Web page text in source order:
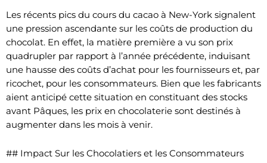
Les récents pics du cours du cacao à New-York signalent
une pression ascendante sur les coûts de production du
chocolat. En effet, la matière première a vu son prix
quadrupler par rapport à l’année précédente, induisant
une hausse des coûts d’achat pour les fournisseurs et, par
ricochet, pour les consommateurs. Bien que les fabricants
aient anticipé cette situation en constituant des stocks
avant Pâques, les prix en chocolaterie sont destinés à
augmenter dans les mois à venir.
## Impact Sur les Chocolatiers et les Consommateurs